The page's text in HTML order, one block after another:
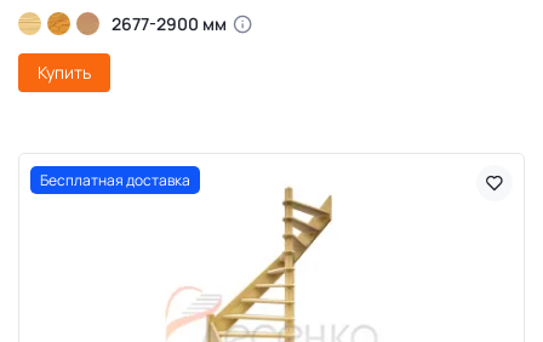
2677-2900 мм
Купить
Бесплатная доставка